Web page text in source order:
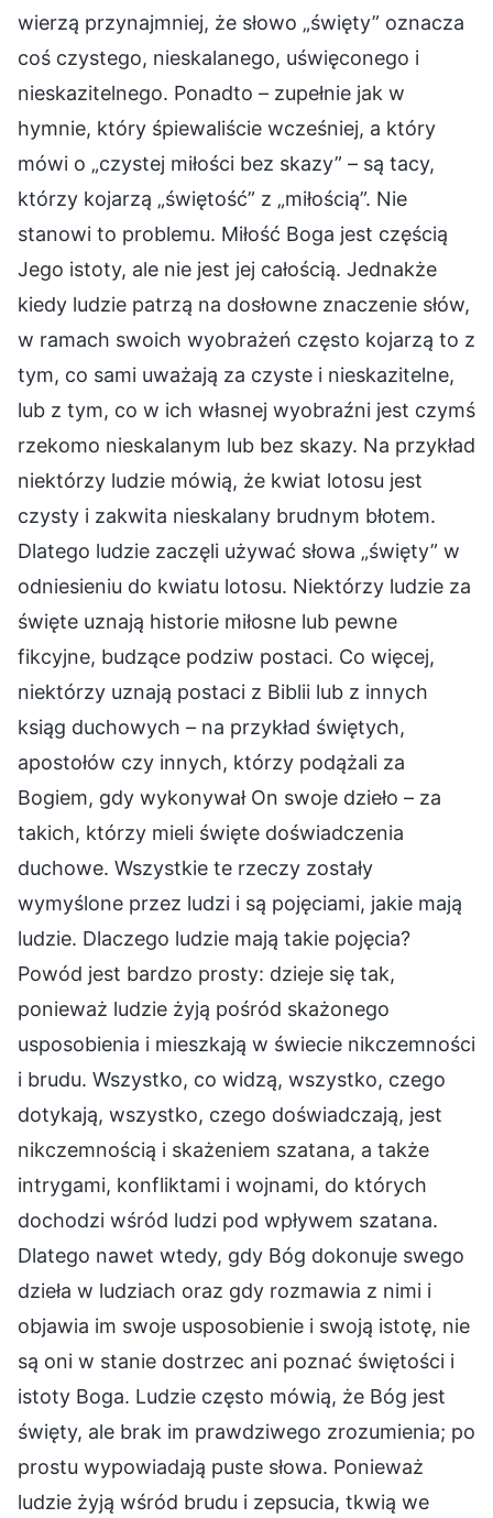
wierzą przynajmniej, że słowo „święty” oznacza
coś czystego, nieskalanego, uświęconego i
nieskazitelnego. Ponadto – zupełnie jak w
hymnie, który śpiewaliście wcześniej, a który
mówi o „czystej miłości bez skazy” – są tacy,
którzy kojarzą „świętość” z „miłością”. Nie
stanowi to problemu. Miłość Boga jest częścią
Jego istoty, ale nie jest jej całością. Jednakże
kiedy ludzie patrzą na dosłowne znaczenie słów,
w ramach swoich wyobrażeń często kojarzą to z
tym, co sami uważają za czyste i nieskazitelne,
lub z tym, co w ich własnej wyobraźni jest czymś
rzekomo nieskalanym lub bez skazy. Na przykład
niektórzy ludzie mówią, że kwiat lotosu jest
czysty i zakwita nieskalany brudnym błotem.
Dlatego ludzie zaczęli używać słowa „święty” w
odniesieniu do kwiatu lotosu. Niektórzy ludzie za
święte uznają historie miłosne lub pewne
fikcyjne, budzące podziw postaci. Co więcej,
niektórzy uznają postaci z Biblii lub z innych
ksiąg duchowych – na przykład świętych,
apostołów czy innych, którzy podążali za
Bogiem, gdy wykonywał On swoje dzieło – za
takich, którzy mieli święte doświadczenia
duchowe. Wszystkie te rzeczy zostały
wymyślone przez ludzi i są pojęciami, jakie mają
ludzie. Dlaczego ludzie mają takie pojęcia?
Powód jest bardzo prosty: dzieje się tak,
ponieważ ludzie żyją pośród skażonego
usposobienia i mieszkają w świecie nikczemności
i brudu. Wszystko, co widzą, wszystko, czego
dotykają, wszystko, czego doświadczają, jest
nikczemnością i skażeniem szatana, a także
intrygami, konfliktami i wojnami, do których
dochodzi wśród ludzi pod wpływem szatana.
Dlatego nawet wtedy, gdy Bóg dokonuje swego
dzieła w ludziach oraz gdy rozmawia z nimi i
objawia im swoje usposobienie i swoją istotę, nie
są oni w stanie dostrzec ani poznać świętości i
istoty Boga. Ludzie często mówią, że Bóg jest
święty, ale brak im prawdziwego zrozumienia; po
prostu wypowiadają puste słowa. Ponieważ
ludzie żyją wśród brudu i zepsucia, tkwią we